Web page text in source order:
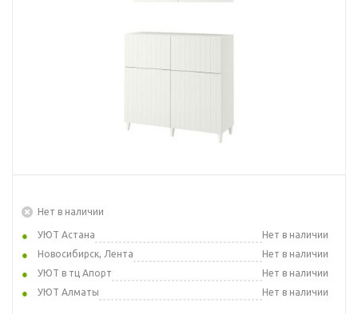
Нет в наличии
УЮТ Астана
Нет в наличии
Новосибирск, Лента
Нет в наличии
УЮТ в тц Апорт
Нет в наличии
УЮТ Алматы
Нет в наличии